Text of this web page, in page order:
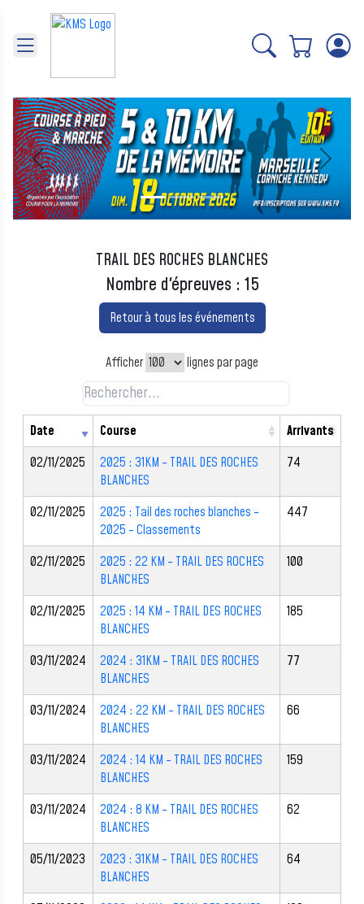
Précédent Suivant
TRAIL DES ROCHES BLANCHES
Nombre d'épreuves : 15
Retour à tous les événements
Afficher lignes par page
Date Course
Arrivants
02/11/2025
2025 : 31KM - TRAIL DES ROCHES
BLANCHES
74
02/11/2025
2025 : Tail des roches blanches -
2025 - Classements
447
02/11/2025
2025 : 22 KM - TRAIL DES ROCHES
BLANCHES
100
02/11/2025
2025 : 14 KM - TRAIL DES ROCHES
BLANCHES
185
03/11/2024
2024 : 31KM - TRAIL DES ROCHES
BLANCHES
77
03/11/2024
2024 : 22 KM - TRAIL DES ROCHES
BLANCHES
66
03/11/2024
2024 : 14 KM - TRAIL DES ROCHES
BLANCHES
159
03/11/2024
2024 : 8 KM - TRAIL DES ROCHES
BLANCHES
62
05/11/2023
2023 : 31KM - TRAIL DES ROCHES
BLANCHES
64
Panneau de gestion des cookies